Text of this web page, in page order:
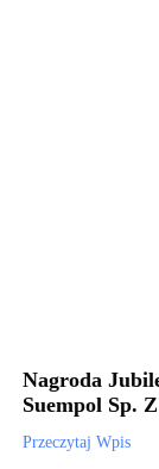
Nagroda
Suempol Sp.
Przeczytaj Wpis